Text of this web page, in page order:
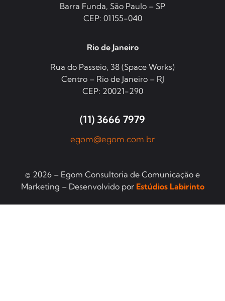
Barra Funda, São Paulo – SP
CEP: 01155-040
Rio de Janeiro
Rua do Passeio, 38 (Space Works)
Centro – Rio de Janeiro – RJ
CEP: 20021-290
(11) 3666 7979
egom@egom.com.br
© 2026 – Egom Consultoria de Comunicação e
Marketing – Desenvolvido por Estúdios Labirinto